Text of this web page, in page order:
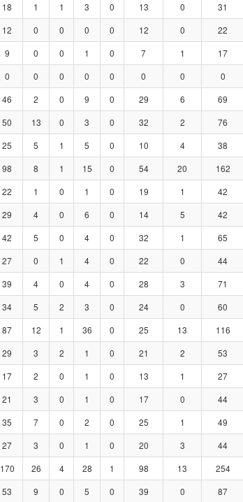
18 1 1 3 0 13 0 31
12 0 0 0 0 12 0 22
9 0 0 1 0 7 1 17
0 0 0 0 0 0 0 0
46 2 0 9 0 29 6 69
50 13 0 3 0 32 2 76
25 5 1 5 0 10 4 38
98 8 1 15 0 54 20 162
22 1 0 1 0 19 1 42
29 4 0 6 0 14 5 42
42 5 0 4 0 32 1 65
27 0 1 4 0 22 0 44
39 4 0 4 0 28 3 71
34 5 2 3 0 24 0 60
87 12 1 36 0 25 13 116
29 3 2 1 0 21 2 53
17 2 0 1 0 13 1 27
21 3 0 1 0 17 0 44
35 7 0 2 0 25 1 49
27 3 0 1 0 20 3 44
170 26 4 28 1 98 13 254
53 9 0 5 0 39 0 87